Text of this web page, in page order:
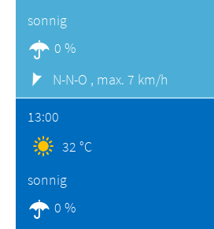
sonnig
0 %
N-N-O , max. 7 km/h
13:00
32 °C
sonnig
0 %